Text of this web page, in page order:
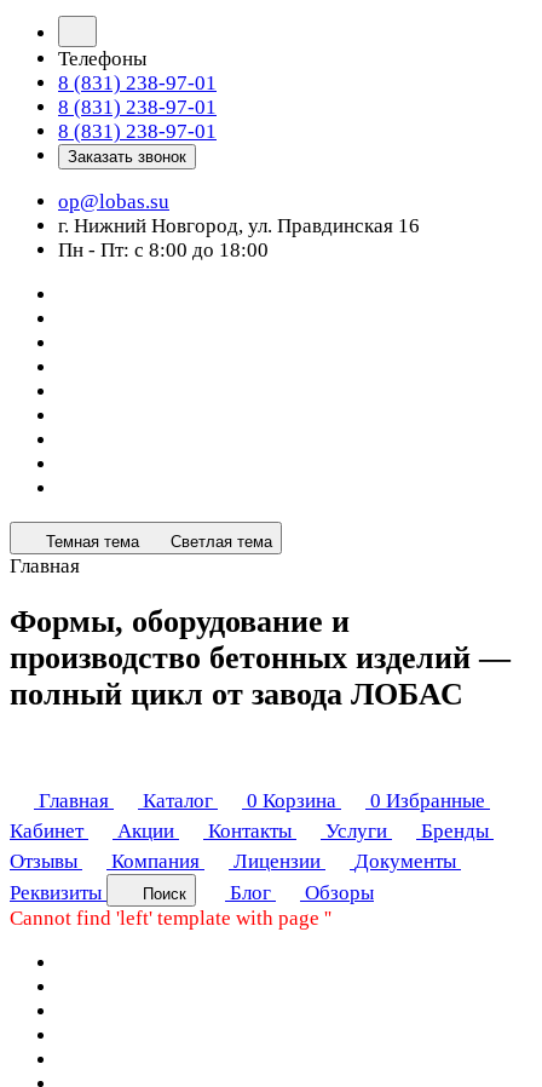
Телефоны
8 (831) 238-97-01
8 (831) 238-97-01
8 (831) 238-97-01
Заказать звонок
op@lobas.su
г. Нижний Новгород, ул. Правдинская 16
Пн - Пт: с 8:00 до 18:00
Темная тема Светлая тема
Главная
Формы, оборудование и
производство бетонных изделий —
полный цикл от завода ЛОБАС
Главная Каталог 0 Корзина 0 Избранные
Кабинет
Акции Контакты Услуги
Бренды
Отзывы
Компания Лицензии
Документы
Реквизиты
Поиск Блог
Обзоры
Cannot find 'left' template with page ''